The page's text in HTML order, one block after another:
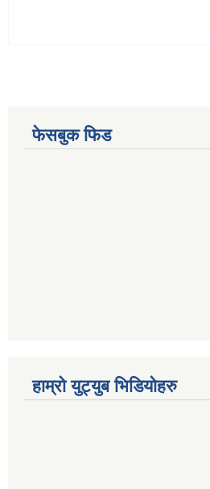
फेसबुक फिड
हाम्रो युट्युब भिडियोहरु